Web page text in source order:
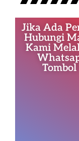
Jika Ada
Hubungi
Kami